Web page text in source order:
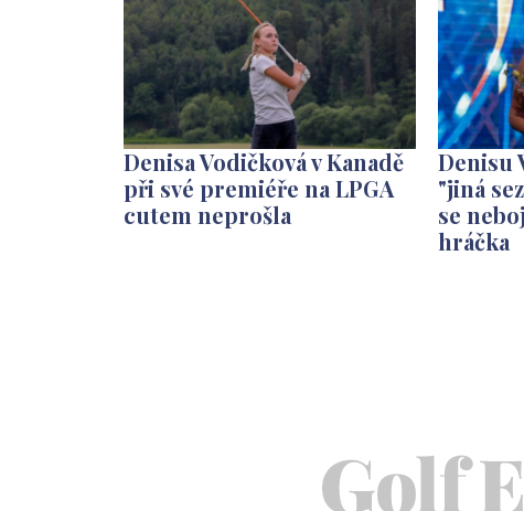
Denisa Vodičková v Kanadě
při své premiéře na LPGA
cutem neprošla
Denisu
"jiná
se
hráčka